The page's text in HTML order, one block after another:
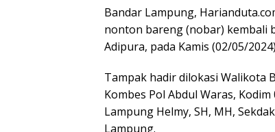
Bandar Lampung,
nonton bareng (nobar) kembali
Adipura, pada Kamis (02/05/
Tampak hadir dilokasi Walikota
Kombes Pol Abdul Waras,
Lampung Helmy, SH, MH,
Lampung.